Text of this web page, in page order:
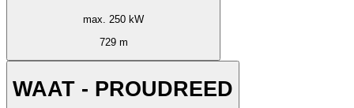
max. 250 kW
729 m
WAAT - PROUDREED